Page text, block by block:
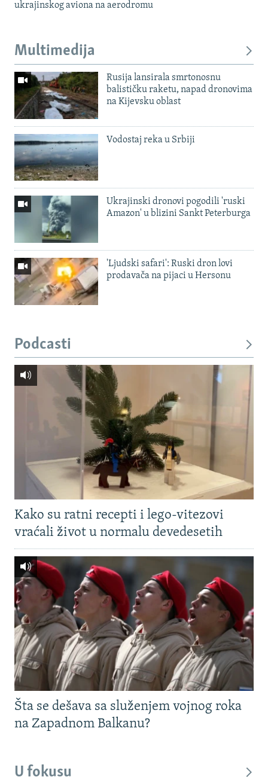
ukrajinskog aviona na aerodromu
Multimedija
Rusija lansirala smrtonosnu
balističku raketu, napad dronovima
na Kijevsku oblast
Vodostaj reka u Srbiji
Ukrajinski dronovi pogodili 'ruski
Amazon' u blizini Sankt Peterburga
'Ljudski safari': Ruski dron lovi
prodavača na pijaci u Hersonu
Podcasti
Kako su ratni recepti i lego-vitezovi
vraćali život u normalu devedesetih
Šta se dešava sa služenjem vojnog roka
na Zapadnom Balkanu?
U fokusu